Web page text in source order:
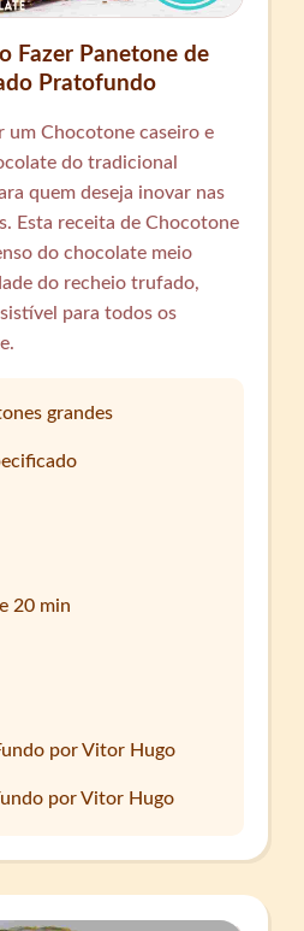
Fazer Panetone de
Pratofundo
um Chocotone caseiro e
do tradicional
quem deseja inovar nas
Esta receita de Chocotone
do chocolate meio
do recheio trufado,
para todos os
grandes
20 min
por Vitor Hugo
por Vitor Hugo